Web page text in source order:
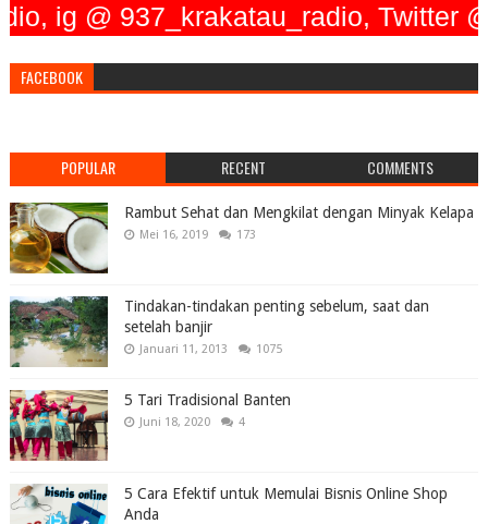
@ 937_krakatau_radio, Twitter @
FACEBOOK
POPULAR RECENT COMMENTS
Rambut Sehat dan Mengkilat dengan Minyak Kelapa
Mei 16, 2019 173
Tindakan-tindakan penting sebelum, saat dan
setelah banjir
Januari 11, 2013 1075
5 Tari Tradisional Banten
Juni 18, 2020 4
5 Cara Efektif untuk Memulai Bisnis Online Shop
Anda